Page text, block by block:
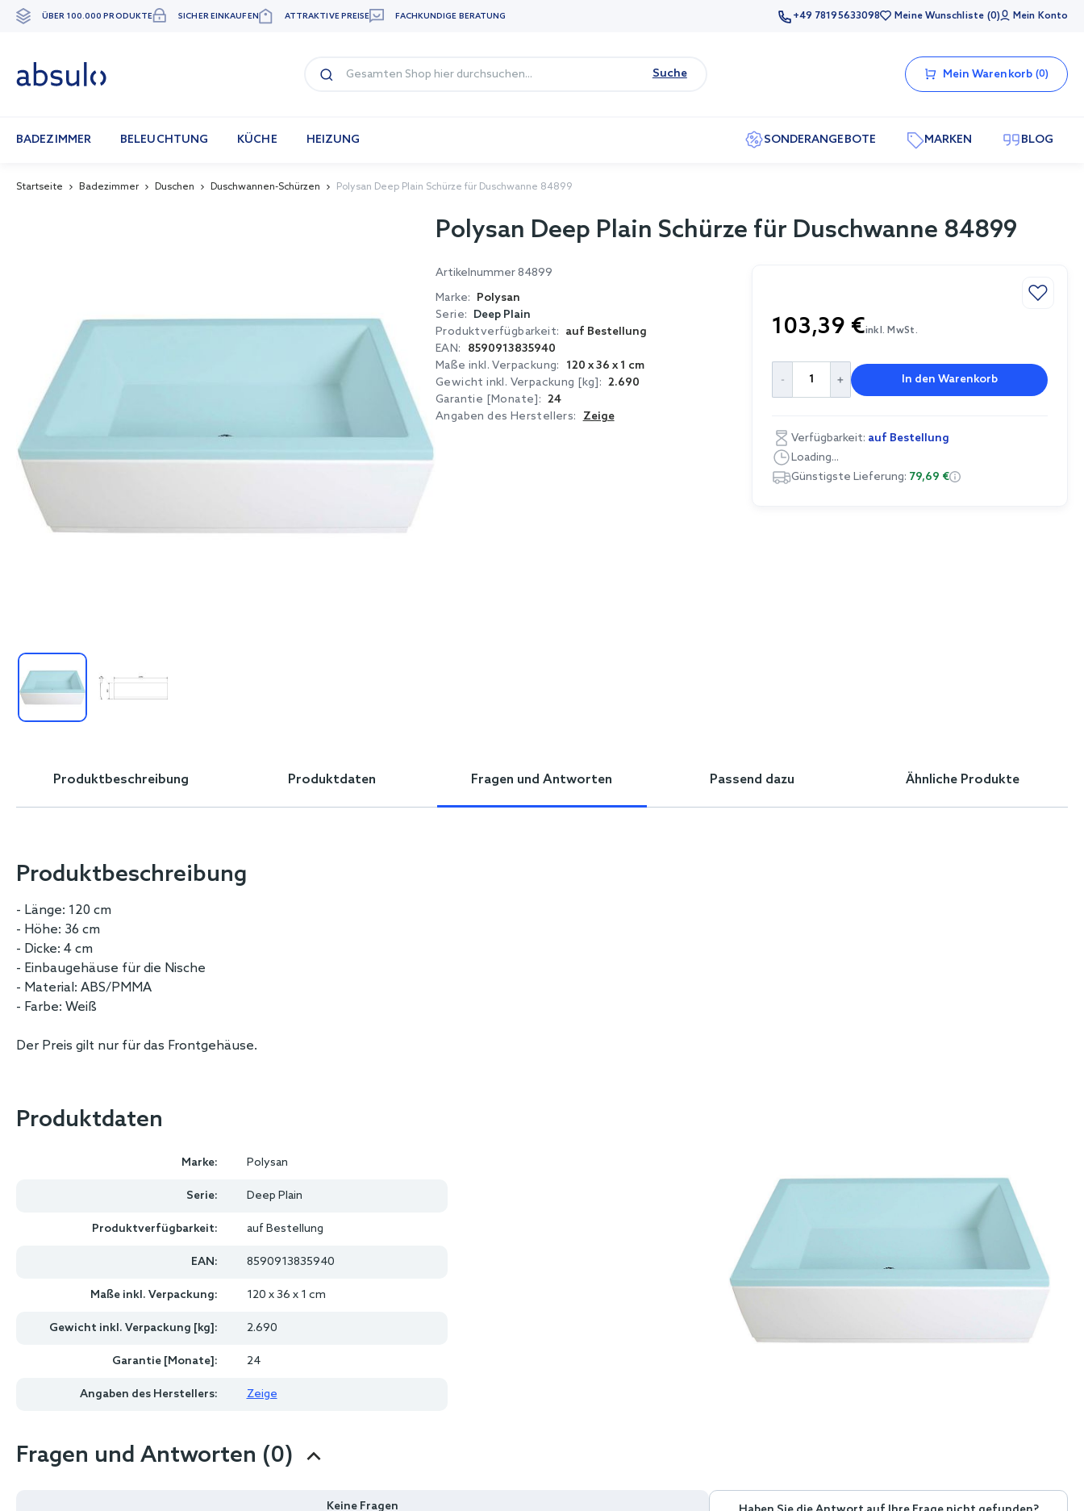
Zum
ÜBER 100.000 PRODUKTE SICHER EINKAUFEN ATTRAKTIVE PREISE FACHKUNDIGE BERATUNG +49 78195633098 Meine Wunschliste 0 Mein Konto
Suche Mein Warenkorb 0
BADEZIMMER BELEUCHTUNG KÜCHE HEIZUNG SONDERANGEBOTE MARKEN BLOG
Startseite Badezimmer Duschen Duschwannen-Schürzen Polysan Deep Plain Schürze für Duschwanne 84899
beginning
Polysan Deep Plain Schürze für Duschwanne 84899
Artikelnummer84899
Marke: Polysan
Serie: Deep Plain
Produktverfügbarkeit: auf Bestellung
EAN:
8590913835940
Maße inkl. Verpackung:
120 x 36 x 1 cm
Gewicht inkl. Verpackung [kg]: 2.690
Garantie [Monate]: 24
Angaben des Herstellers: Zeige
103,39 €inkl. MwSt.
In den Warenkorb
Verfügbarkeit: auf Bestellung
Loading...
Günstigste Lieferung: 79,69 €
Produktbeschreibung Produktdaten Fragen und Antworten Passend dazu Ähnliche Produkte
Produktbeschreibung
- Länge: 120 cm
- Höhe: 36 cm
- Dicke: 4 cm
- Einbaugehäuse für die Nische
- Material: ABS/PMMA
- Farbe: Weiß
Der Preis gilt nur für das Frontgehäuse.
Produktdaten
Marke: Polysan
Serie: Deep Plain
Produktverfügbarkeit: auf Bestellung
EAN: 8590913835940
Maße inkl. Verpackung: 120 x 36 x 1 cm
Gewicht inkl. Verpackung [kg]: 2.690
Garantie [Monate]: 24
Angaben des Herstellers: Zeige
Fragen und Antworten (0)
Keine Fragen